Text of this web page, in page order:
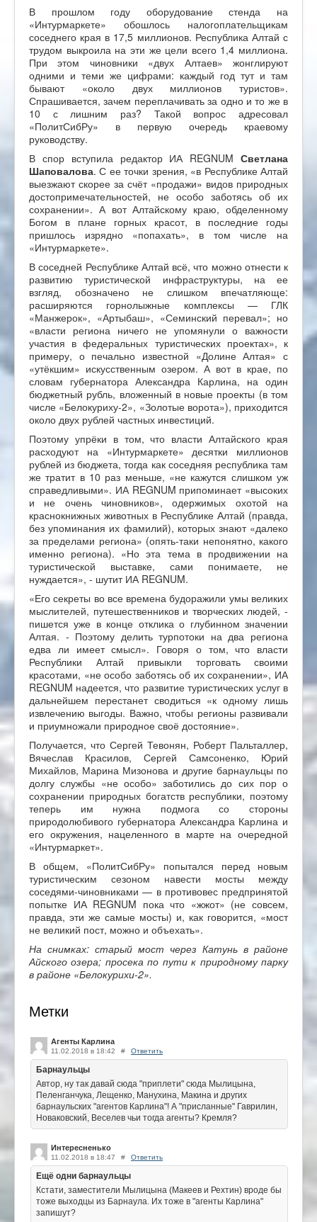
В прошлом году оборудование стенда на
«Интурмаркете» обошлось налогоплательщикам
соседнего края в 17,5 миллионов. Республика Алтай с
трудом выкроила на эти же цели всего 1,4 миллиона.
При этом чиновники «двух Алтаев» жонглируют
одними и теми же цифрами: каждый год тут и там
бывают «около двух миллионов туристов».
Спрашивается, зачем переплачивать за одно и то же в
10 с лишним раз? Такой вопрос адресовал
«ПолитСибРу» в первую очередь краевому
руководству.
В спор вступила редактор ИА REGNUM Светлана
Шаповалова. С ее точки зрения, «в Республике Алтай
выезжают скорее за счёт «продажи» видов природных
достопримечательностей, не особо заботясь об их
сохранении». А вот Алтайскому краю, обделенному
Богом в плане горных красот, в последние годы
пришлось изрядно «попахать», в том числе на
«Интурмаркете».
В соседней Республике Алтай всё, что можно отнести к
развитию туристической инфраструктуры, на ее
взгляд, обозначено не слишком впечатляюще:
расширяются горнолыжные комплексы — ГЛК
«Манжерок», «Артыбаш», «Семинский перевал»; но
«власти региона ничего не упомянули о важности
участия в федеральных туристических проектах», к
примеру, о печально известной «Долине Алтая» с
«утёкшим» искусственным озером. А вот в крае, по
словам губернатора Александра Карлина, на один
бюджетный рубль, вложенный в новые проекты (в том
числе «Белокуриху-2», «Золотые ворота»), приходится
около двух рублей частных инвестиций.
Поэтому упрёки в том, что власти Алтайского края
расходуют на «Интурмаркете» десятки миллионов
рублей из бюджета, тогда как соседняя республика там
же тратит в 10 раз меньше, «не кажутся слишком уж
справедливыми». ИА REGNUM припоминает «высоких
и не очень чиновников», одержимых охотой на
краснокнижных животных в Республике Алтай (правда,
без упоминания их фамилий), которых знают «далеко
за пределами региона» (опять-таки непонятно, какого
именно региона). «Но эта тема в продвижении на
туристической выставке, сами понимаете, не
нуждается», - шутит ИА REGNUM.
«Его секреты во все времена будоражили умы великих
мыслителей, путешественников и творческих людей, -
пишется уже в конце отклика о глубинном значении
Алтая. - Поэтому делить турпотоки на два региона
едва ли имеет смысл». Говоря о том, что власти
Республики Алтай привыкли торговать своими
красотами, «не особо заботясь об их сохранении», ИА
REGNUM надеется, что развитие туристических услуг в
дальнейшем перестанет сводиться «к одному лишь
извлечению выгоды. Важно, чтобы регионы развивали
и приумножали природное своё достояние».
Получается, что Сергей Тевонян, Роберт Пальталлер,
Вячеслав Красилов, Сергей Самсоненко, Юрий
Михайлов, Марина Мизонова и другие барнаульцы по
долгу службы «не особо» заботились до сих пор о
сохранении природных богатств республики, поэтому
теперь им нужна подмога со стороны
природолюбивого губернатора Александра Карлина и
его окружения, нацеленного в марте на очередной
«Интурмаркет».
В общем, «ПолитСибРу» попытался перед новым
туристическим сезоном навести мосты между
соседями-чиновниками — в противовес предпринятой
попытке ИА REGNUM пока что «жжот» (не совсем,
правда, эти же самые мосты) и, как говорится, «мост
не великий пост, можно и объехать».
На снимках: старый мост через Катунь в районе
Айского озера; просека по пути к природному парку
в районе «Белокурихи-2».
Метки
Агенты Карлина
11.02.2018 в 18:42 # Ответить
Барнаульцы
Автор, ну так давай сюда "приплети" сюда Мылицына,
Пеленганчука, Лещенко, Манухина, Макина и других
барнаульских "агентов Карлина"! А "присланные" Гаврилин,
Новаковский, Веселев чьи тогда агенты? Кремля?
Интересненько
11.02.2018 в 18:47 # Ответить
Ещё одни барнаульцы
Кстати, заместители Мылицына (Макеев и Рехтин) вроде бы
тоже выходцы из Барнаула. Их тоже в "агенты Карлина"
запишут?